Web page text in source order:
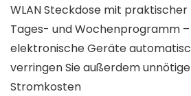
WLAN Steckdose mit
Tages- und Wochenprogramm –
elektronische Geräte
verringen Sie außerdem
Stromkosten